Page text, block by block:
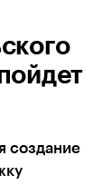
создание